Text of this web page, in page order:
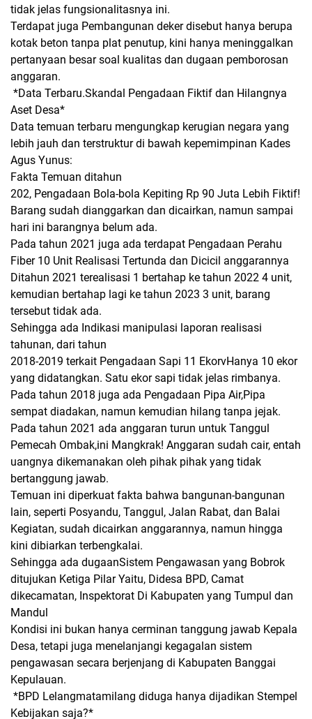
tidak jelas fungsionalitasnya ini.
​Terdapat juga Pembangunan deker disebut hanya berupa
kotak beton tanpa plat penutup, kini hanya meninggalkan
pertanyaan besar soal kualitas dan dugaan pemborosan
anggaran.
*​Data Terbaru.Skandal Pengadaan Fiktif dan Hilangnya
Aset Desa*
​Data temuan terbaru mengungkap kerugian negara yang
lebih jauh dan terstruktur di bawah kepemimpinan Kades
Agus Yunus:
Fakta Temuan ditahun
202, Pengadaan Bola-bola Kepiting Rp 90 Juta Lebih Fiktif!
Barang sudah dianggarkan dan dicairkan, namun sampai
hari ini barangnya belum ada.
Pada tahun 2021 juga ada terdapat Pengadaan Perahu
Fiber 10 Unit Realisasi Tertunda dan Dicicil anggarannya
Ditahun 2021 terealisasi 1 bertahap ke tahun 2022 4 unit,
kemudian bertahap lagi ke tahun 2023 3 unit, barang
tersebut tidak ada.
Sehingga ada Indikasi manipulasi laporan realisasi
tahunan, dari tahun
2018-2019 terkait Pengadaan Sapi 11 EkorvHanya 10 ekor
yang didatangkan. Satu ekor sapi tidak jelas rimbanya.
Pada tahun 2018 juga ada Pengadaan Pipa Air,Pipa
sempat diadakan, namun kemudian hilang tanpa jejak.
Pada tahun 2021 ada anggaran turun untuk Tanggul
Pemecah Ombak,ini Mangkrak! Anggaran sudah cair, entah
uangnya dikemanakan oleh pihak pihak yang tidak
bertanggung jawab.
Temuan ini diperkuat fakta bahwa bangunan-bangunan
lain, seperti Posyandu, Tanggul, Jalan Rabat, dan Balai
Kegiatan, sudah dicairkan anggarannya, namun hingga
kini dibiarkan terbengkalai.
Sehingga ada dugaan​Sistem Pengawasan yang Bobrok
ditujukan Ketiga Pilar Yaitu, Didesa BPD, Camat
dikecamatan, Inspektorat Di Kabupaten yang Tumpul dan
Mandul
​Kondisi ini bukan hanya cerminan tanggung jawab Kepala
Desa, tetapi juga menelanjangi kegagalan sistem
pengawasan secara berjenjang di Kabupaten Banggai
Kepulauan.
​ *BPD Lelangmatamilang diduga hanya dijadikan Stempel
Kebijakan saja?*